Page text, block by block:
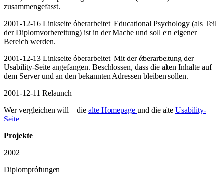
zusammengefasst.
2001-12-16 Linkseite όberarbeitet. Educational Psychology (als Teil
der Diplomvorbereitung) ist in der Mache und soll ein eigener
Bereich werden.
2001-12-13 Linkseite όberarbeitet. Mit der άberarbeitung der
Usability-Seite angefangen. Beschlossen, dass die alten Inhalte auf
dem Server und an den bekannten Adressen bleiben sollen.
2001-12-11 Relaunch
Wer vergleichen will – die alte Homepage und die alte Usability-
Seite
Projekte
2002
Diplomprόfungen